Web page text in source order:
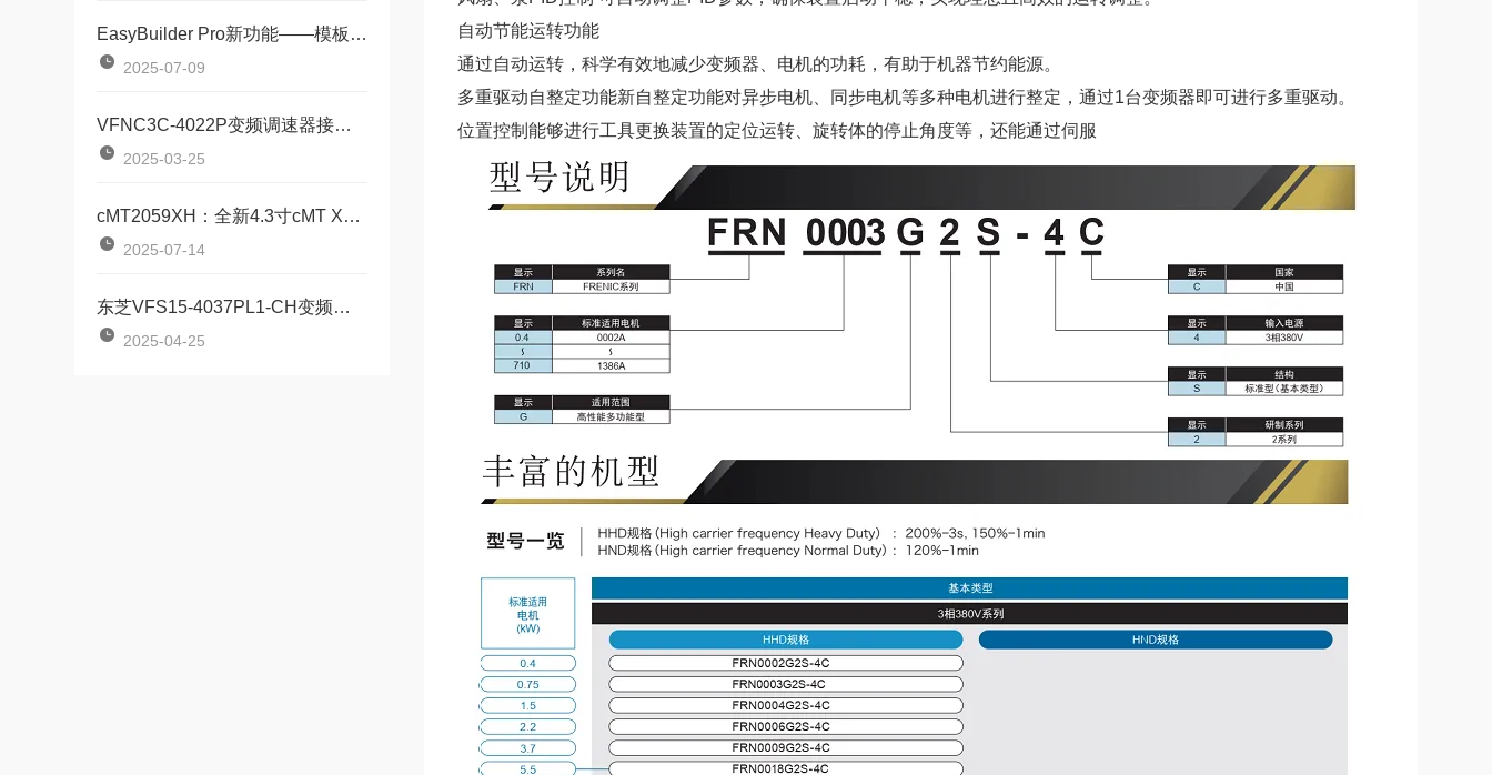
EasyBuilder Pro新功能——模板元件，HMI轻量化编程
2025-07-09
VFNC3C-4022P变频调速器接线方式全解析
2025-03-25
cMT2059XH：全新4.3寸cMT X标准型HMI
2025-07-14
东芝VFS15-4037PL1-CH变频器具备高效驱动与智能控制
2025-04-25
自动节能运转功能
通过自动运转，科学有效地减少变频器、电机的功耗，有助于机器节约能源。
多重驱动自整定功能新自整定功能对异步电机、同步电机等多种电机进行整定，通过1台变频器即可进行多重驱动。
位置控制能够进行工具更换装置的定位运转、旋转体的停止角度等，还能通过伺服